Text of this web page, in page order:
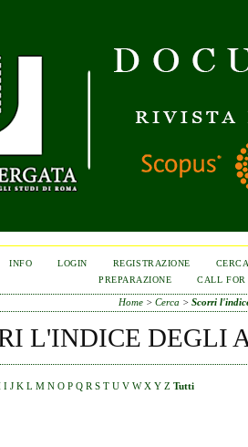
INFO LOGIN REGISTRAZIONE
PREPARAZIONE
CALL FOR
Home> Cerca > Scorri
L'INDICE DEGLI
I J K L M N O P Q R S T U V W X Y Z Tutti